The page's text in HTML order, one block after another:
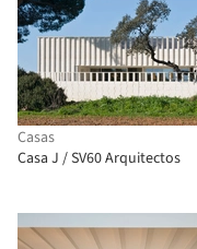
Casas
Casa J / SV60 Arquitectos